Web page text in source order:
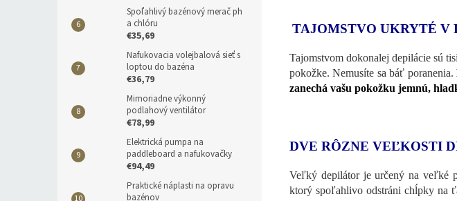
Spoľahlivý bazénový merač ph
a chlóru
€35,69
Nafukovacia volejbalová sieť s
loptou do bazéna
€36,79
Mimoriadne výkonný
podlahový ventilátor
€78,99
Elektrická pumpa na
paddleboard a nafukovačky
€94,49
Praktické náplasti na opravu
bazénov
TAJOMSTVO UKRYTÉ
Tajomstvom dokonalej depilácie sú
pokožke. Nemusíte sa báť poranenia.
zanechá vašu pokožku jemnú,
DVE RÔZNE VEĽKOSTI
Veľký depilátor je určený na veľké
ktorý spoľahlivo odstráni chĺpky na